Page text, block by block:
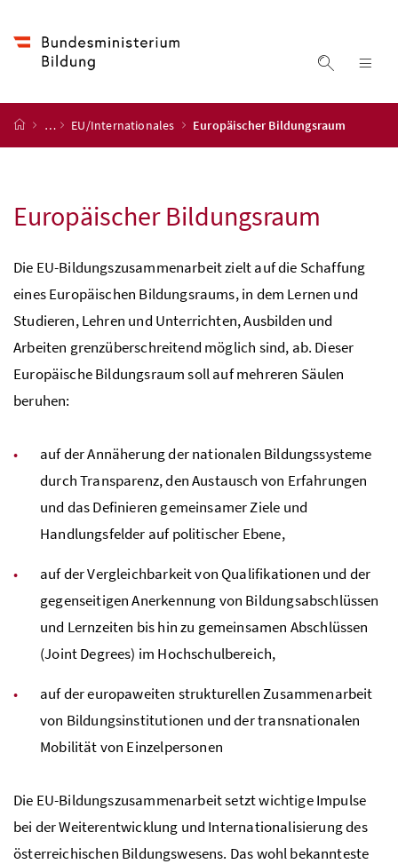
Suche
Startseite
… EU/Internationales Europäischer Bildungsraum
Europäischer Bildungsraum
Die EU-Bildungszusammenarbeit zielt auf die Schaffung
eines Europäischen Bildungsraums, in dem Lernen und
Studieren, Lehren und Unterrichten, Ausbilden und
Arbeiten grenzüberschreitend möglich sind, ab. Dieser
Europäische Bildungsraum soll auf mehreren Säulen
beruhen:
auf der Annäherung der nationalen Bildungssysteme
durch Transparenz, den Austausch von Erfahrungen
und das Definieren gemeinsamer Ziele und
Handlungsfelder auf politischer Ebene,
auf der Vergleichbarkeit von Qualifikationen und der
gegenseitigen Anerkennung von Bildungsabschlüssen
und Lernzeiten bis hin zu gemeinsamen Abschlüssen
(Joint Degrees) im Hochschulbereich,
auf der europaweiten strukturellen Zusammenarbeit
von Bildungsinstitutionen und der transnationalen
Mobilität von Einzelpersonen
Die EU-Bildungszusammenarbeit setzt wichtige Impulse
bei der Weiterentwicklung und Internationalisierung des
österreichischen Bildungswesens. Das wohl bekannteste